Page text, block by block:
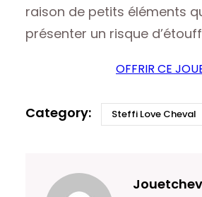
raison de petits éléments
présenter un risque
OFFRIR CE
Steffi Love Cheval